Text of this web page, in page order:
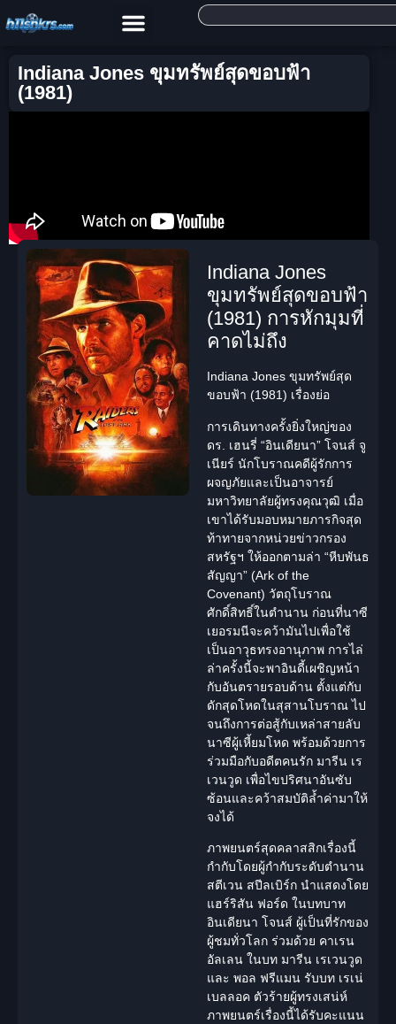
Indiana Jones ขุมทรัพย์สุดขอบฟ้า
(1981)
Indiana Jones
ขุมทรัพย์สุดขอบฟ้า
(1981) การหักมุมที่
คาดไม่ถึง
Indiana Jones ขุมทรัพย์สุด
ขอบฟ้า (1981) เรื่องย่อ
การเดินทางครั้งยิ่งใหญ่ของ
ดร. เฮนรี่ “อินเดียนา” โจนส์ จู
เนียร์ นักโบราณคดีผู้รักการ
ผจญภัยและเป็นอาจารย์
มหาวิทยาลัยผู้ทรงคุณวุฒิ เมื่อ
เขาได้รับมอบหมายภารกิจสุด
ท้าทายจากหน่วยข่าวกรอง
สหรัฐฯ ให้ออกตามล่า “หีบพันธ
สัญญา” (Ark of the
Covenant) วัตถุโบราณ
ศักดิ์สิทธิ์ในตำนาน ก่อนที่นาซี
เยอรมนีจะคว้ามันไปเพื่อใช้
เป็นอาวุธทรงอานุภาพ การไล่
ล่าครั้งนี้จะพาอินดี้เผชิญหน้า
กับอันตรายรอบด้าน ตั้งแต่กับ
ดักสุดโหดในสุสานโบราณ ไป
จนถึงการต่อสู้กับเหล่าสายลับ
นาซีผู้เหี้ยมโหด พร้อมด้วยการ
ร่วมมือกับอดีตคนรัก มารีน เร
เวนวูด เพื่อไขปริศนาอันซับ
ซ้อนและคว้าสมบัติล้ำค่ามาให้
จงได้
ภาพยนตร์สุดคลาสสิกเรื่องนี้
กำกับโดยผู้กำกับระดับตำนาน
สตีเวน สปีลเบิร์ก นำแสดงโดย
แฮร์ริสัน ฟอร์ด ในบทบาท
อินเดียนา โจนส์ ผู้เป็นที่รักของ
ผู้ชมทั่วโลก ร่วมด้วย คาเรน
อัลเลน ในบท มารีน เรเวนวูด
และ พอล ฟรีแมน รับบท เรเน่
เบลลอค ตัวร้ายผู้ทรงเสน่ห์
ภาพยนตร์เรื่องนี้ได้รับคะแนน